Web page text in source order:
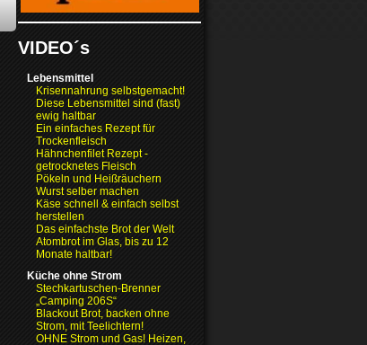
VIDEO´s
Lebensmittel
Krisennahrung selbstgemacht!
Diese Lebensmittel sind (fast)
ewig haltbar
Ein einfaches Rezept für
Trockenfleisch
Hähnchenfilet Rezept -
getrocknetes Fleisch
Pökeln und Heißräuchern
Wurst selber machen
Käse schnell & einfach selbst
herstellen
Das einfachste Brot der Welt
Atombrot im Glas, bis zu 12
Monate haltbar!
Küche ohne Strom
Stechkartuschen-Brenner
„Camping 206S“
Blackout Brot, backen ohne
Strom, mit Teelichtern!
OHNE Strom und Gas! Heizen,